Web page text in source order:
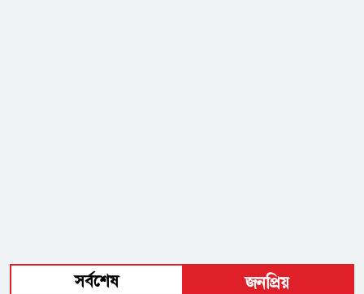
সর্বশেষ জনপ্রিয়